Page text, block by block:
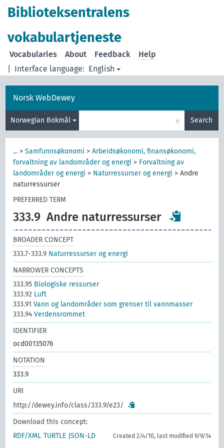
Biblioteksentralens
vokabulartjeneste
Interface language: English
Vocabularies About Feedback Help
Norsk WebDewey
Norwegian Bokmål × Search
... >Samfunnsøkonomi >Arbeidsøkonomi, finansøkonomi,
forvaltning av landområder og energi > Forvaltning av
landområder og energi > Naturressurser og energi >Andre
naturressurser
PREFERRED TERM
333.9 Andre naturressurser
BROADER CONCEPT
333.7-333.9 Naturressurser og energi
NARROWER CONCEPTS
333.95 Biologiske ressurser
333.92 Luft
333.91Vann og landområder som grenser til vannmasser
333.94Verdensrommet
IDENTIFIER
ocd00135076
NOTATION
333.9
URI
http://dewey.info/class/333.9/e23/
Download this concept:
RDF/XML TURTLE JSON-LD Created 2/4/10, last modified 9/9/14